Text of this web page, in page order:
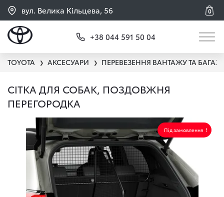
вул. Велика Кільцева, 56 0
+38 044 591 50 04
TOYOTA ❯ АКСЕСУАРИ ❯ ПЕРЕВЕЗЕННЯ ВАНТАЖУ ТА
СІТКА ДЛЯ СОБАК, ПОЗДОВЖНЯ
ПЕРЕГОРОДКА
Під замовлення